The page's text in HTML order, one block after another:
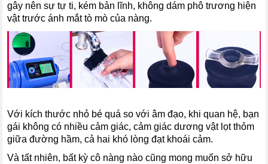
gây nên sự tự ti, kém bản lĩnh, không dám phô trương hiện
vật trước ánh mắt tò mò của nàng.
Với kích thước nhỏ bé quá so với âm đạo, khi quan hệ, bạn
gái không có nhiều cảm giác, cảm giác dương vật lọt thỏm
giữa đường hầm, cả hai khó lòng đạt khoái cảm.
Và tất nhiên, bất kỳ cô nàng nào cũng mong muốn sở hữu